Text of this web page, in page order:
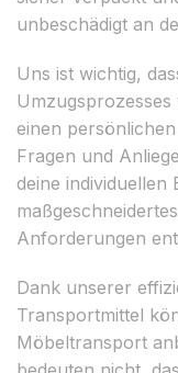
unbeschädigt an
Uns ist wichtig,
einen
Fragen und
deine individuellen
Anforderungen
Dank unserer
Transportmittel
Möbeltransport